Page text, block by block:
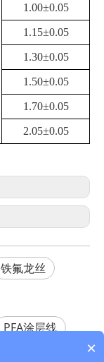
1.00±0.05
1.15±0.05
1.30±0.05
1.50±0.05
1.70±0.05
2.05±0.05
铁氟龙丝
PFA涂层线
×